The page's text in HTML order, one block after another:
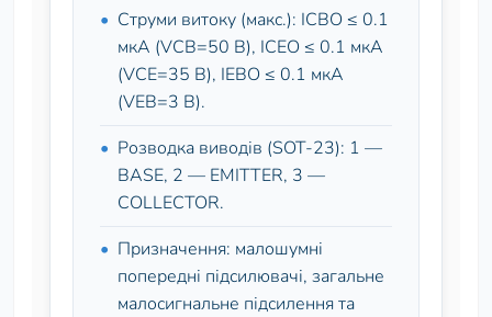
Струми витоку (макс.): ICBO ≤ 0.1
мкА (VCB=50 В), ICEO ≤ 0.1 мкА
(VCE=35 В), IEBO ≤ 0.1 мкА
(VEB=3 В).
Розводка виводів (SOT-23): 1 —
BASE, 2 — EMITTER, 3 —
COLLECTOR.
Призначення: малошумні
попередні підсилювачі, загальне
малосигнальне підсилення та